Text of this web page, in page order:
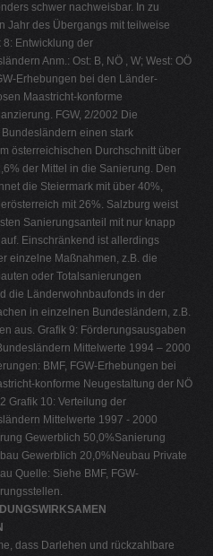
schwer nachweisbar. In zu
Jahr des Übergangs mit teilweise
8: Entwicklung der
Anm.: Ost: B, NÖ , W; West: OÖ
Erhebungen bei den Länder-
Maastricht-konforme
FGW, 2/2002 Die
einen stark
österreichischen Durchschnitt über
der Mittel in die Sanierung. Den
die Steiermark mit über 40%,
mit 26%. Salzburg weist
Sanierungsanteil mit nur knapp
Einschränkend ist allerdings
einzelne Maßnahmen, z.B. die
oder Totalsanierungen
die Länderwohnbaufonds in der
in einzelnen Bundesländern, z.B.
aus. Grafik 9: Förderungsausgaben
Mittelwerte 1994 – 2000
BMF, FGW-Erhebungen bei
konforme Neugestaltung der NÖ
Grafik 10: Verteilung der
Mittelwerte 1997 - 2000
Gewerblich 50,0%Sanierung
Gewerblich 20,0%Neubau Private
Quelle: Siehe BMF, FGW-
dass Darlehen und rückzahlbare